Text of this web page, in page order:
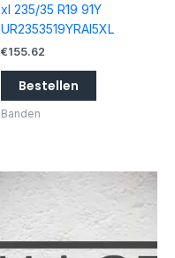
xl 235/35 R19 91Y
UR2353519YRAI5XL
€155.62
Bestellen
Banden